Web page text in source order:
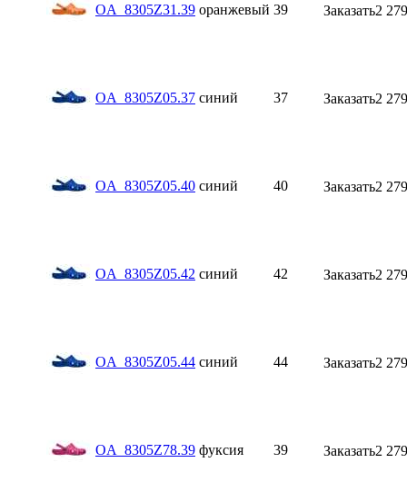
OA_8305Z31.39 оранжевый 39 Заказать2
OA_8305Z05.37 синий 37 Заказать2
OA_8305Z05.40 синий 40 Заказать2
OA_8305Z05.42 синий 42 Заказать2
OA_8305Z05.44 синий 44 Заказать2
OA_8305Z78.39 фуксия 39 Заказать2